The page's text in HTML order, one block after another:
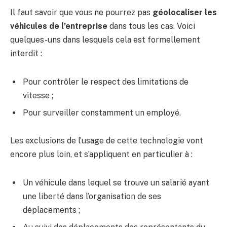
Il faut savoir que vous ne pourrez pas géolocaliser les
véhicules de l’entreprise dans tous les cas. Voici
quelques-uns dans lesquels cela est formellement
interdit :
Pour contrôler le respect des limitations de
vitesse ;
Pour surveiller constamment un employé.
Les exclusions de l’usage de cette technologie vont
encore plus loin, et s’appliquent en particulier à :
Un véhicule dans lequel se trouve un salarié ayant
une liberté dans l’organisation de ses
déplacements ;